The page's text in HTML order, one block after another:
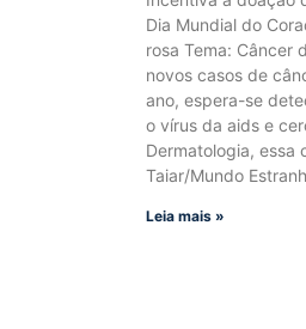
Dia Mundial do
rosa Tema: Câncer
novos casos de
ano, espera-se
o vírus da aids e
Dermatologia, essa
Taiar/Mundo
Leia mais »